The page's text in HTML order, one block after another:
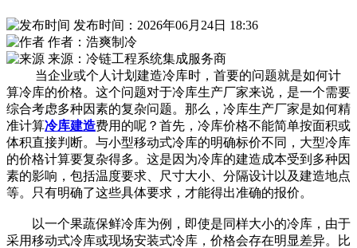
发布时间：2026年06月24日 18:36
作者：浩爽制冷
来源：冷链工程系统集成服务商
当企业或个人计划建造冷库时，首要的问题就是如何计
算冷库的价格。这个问题对于冷库生产厂家来说，是一个需要
综合考虑多种因素的复杂问题。那么，冷库生产厂家是如何精
准计算冷库建造费用的呢？首先，冷库价格不能简单按面积或
体积直接判断。与小型移动式冷库的明确标价不同，大型冷库
的价格计算要复杂得多。这是因为冷库的建造成本受到多种因
素的影响，包括温度要求、尺寸大小、分隔设计以及建造地点
等。只有明确了这些具体要求，才能得出准确的报价。
以一个果蔬保鲜冷库为例，即使是同样大小的冷库，由于
采用移动式冷库或现场安装式冷库，价格会存在明显差异。比